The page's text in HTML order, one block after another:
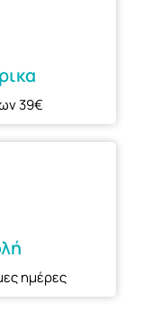
39€
ημέρες